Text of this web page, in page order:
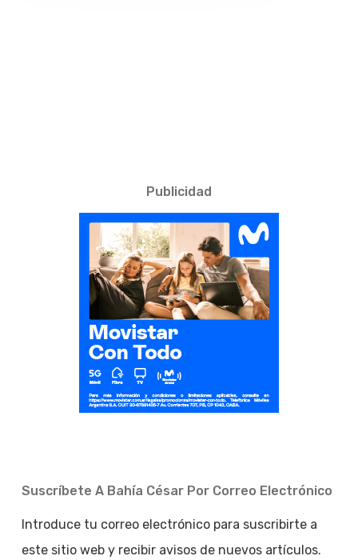
Publicidad
Suscríbete A Bahía César Por Correo Electrónico
Introduce tu correo electrónico para suscribirte a
este sitio web y recibir avisos de nuevos artículos.